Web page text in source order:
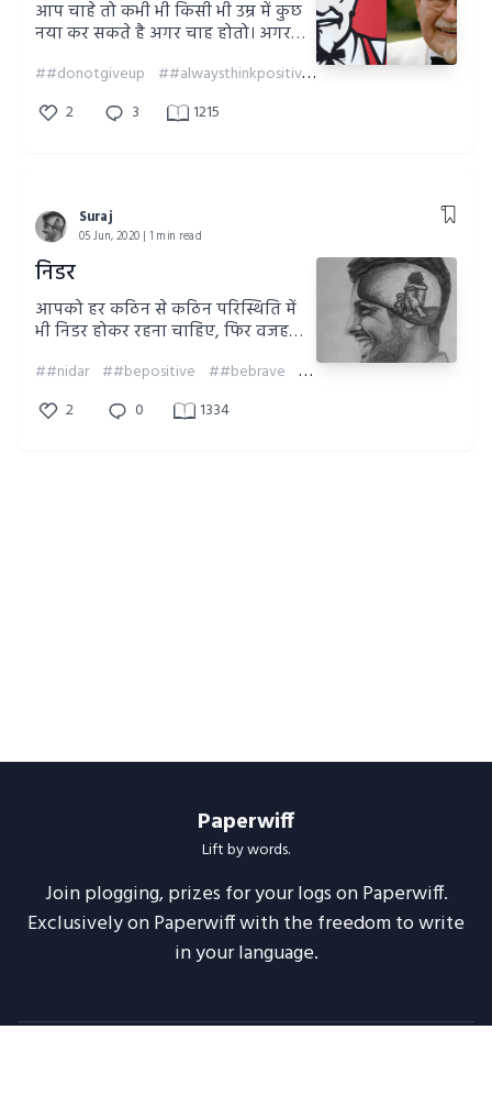
आप चाहे तो कभी भी किसी भी उम्र में कुछ
नया कर सकते है अगर चाह होतो। अगर
जायेंगे।
##donotgiveup ##alwaysthinkpositive
2
3 1215
Suraj
05 Jun, 2020 | 1 min read
निडर
आपको हर कठिन से कठिन परिस्थिति में
भी निडर होकर रहना चाहिए, फिर वजह
सलतुलान से शांत रहेंगे तभी आप उसका
उपाय ढूंढ पाएंगे। वरना हमेशा उदाश रहेंगे
##nidar ##bepositive ##bebrave ##beselfstrong
2
0 1334
Paperwiff
Lift by words.
Join plogging, prizes for your logs on Paperwiff.
Exclusively on Paperwiff with the freedom to write
in your language.